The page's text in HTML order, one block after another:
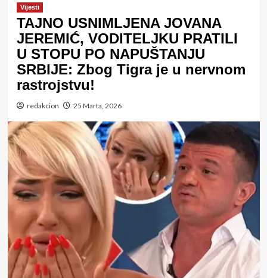
Vijesti
TAJNO USNIMLJENA JOVANA
JEREMIĆ, VODITELJKU PRATILI
U STOPU PO NAPUŠTANJU
SRBIJE: Zbog Tigra je u nervnom
rastrojstvu!
redakcion 25 Marta, 2026